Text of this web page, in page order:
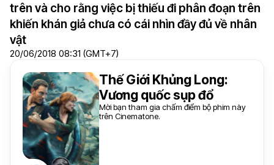
trên và cho rằng việc bị thiếu đi phân đoạn trên
khiến khán giả chưa có cái nhìn đầy đủ về nhân
vật
20/06/2018 08:31 (GMT+7)
Thế Giới Khủng Long:
Vương quốc sụp đổ
Mời bạn tham gia chấm điểm bộ phim này
trên Cinematone.